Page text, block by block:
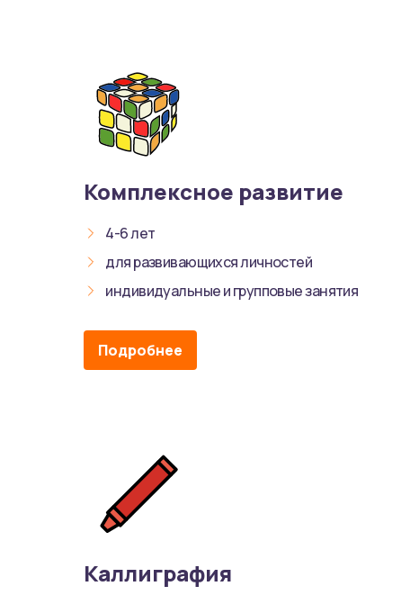
Комплексное развитие
4-6 лет
для развивающихся личностей
индивидуальные и групповые занятия
Подробнее
Каллиграфия